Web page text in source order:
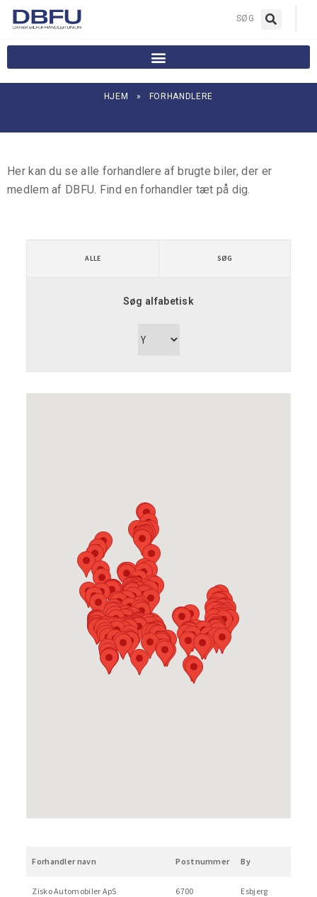
SØG
HJEM » FORHANDLERE
Her kan du se alle forhandlere af brugte biler, der er
medlem af DBFU. Find en forhandler tæt på dig.
ALLE SØG
Søg alfabetisk
Forhandler navn Postnummer By
Zisko Automobiler ApS 6700 Esbjerg